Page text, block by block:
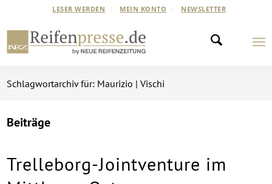
LESER WERDEN MEIN KONTO NEWSLETTER
Schlagwortarchiv für: Maurizio | Vischi
Beiträge
Trelleborg-Jointventure im